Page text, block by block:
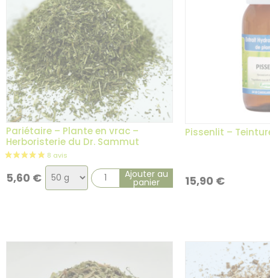
Pariétaire – Plante en vrac –
Herboristerie du Dr. Sammut
5,60 €
Choix
de
Ajouter au
panier
Pissenlit –
15,90 €